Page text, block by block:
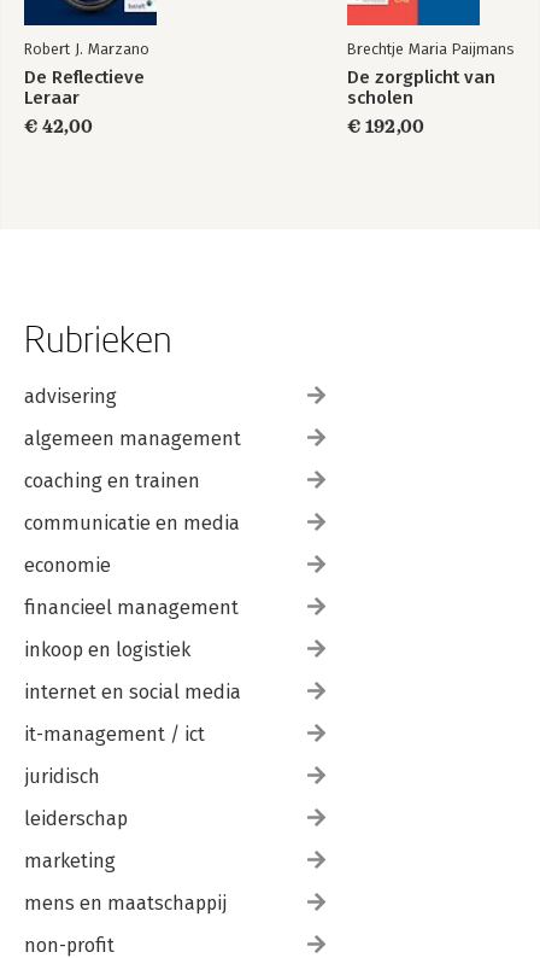
Robert J. Marzano
De Reflectieve
Leraar
€ 42,00
Brechtje Maria Paijmans
De zorgplicht van
scholen
€ 192,00
Rubrieken
advisering
algemeen management
coaching en trainen
communicatie en media
economie
financieel management
inkoop en logistiek
internet en social media
it-management / ict
juridisch
leiderschap
marketing
mens en maatschappij
non-profit